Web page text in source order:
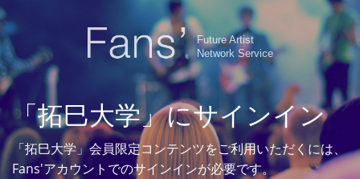
Future Artist
Network Service
「拓巳大学」にサインイン
「拓巳大学」会員限定コンテンツをご利用いただくには、
Fans'アカウントでのサインインが必要です。